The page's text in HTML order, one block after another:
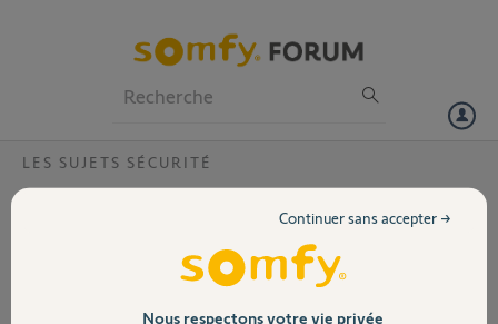
Volet
LES SUJETS SÉCURITÉ
Besoin réinitialisation Somfy One dans
Suite à une déconnexion prolongée, mon Somfy One est vu comme
Nous respectons votre vie privée
Continuer sans accepter →